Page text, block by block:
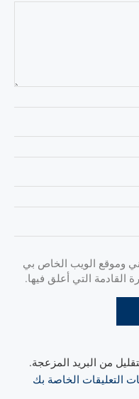
وموقع الويب الخاص بي
القادمة التي أعلق فيها.
من البريد المزعجة.
التعليقات الخاصة بك